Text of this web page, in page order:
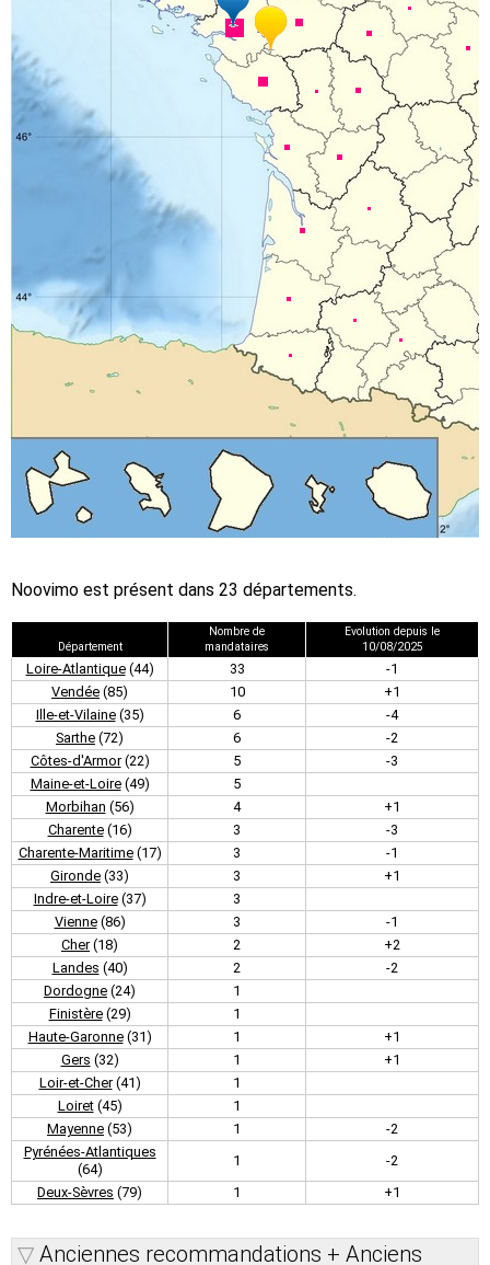
Noovimo est présent dans 23 départements.
Département
Nombre de
mandataires
Evolution depuis le
10/08/2025
Loire-Atlantique(44) 33
-1
Vendée (85) 10
+1
Ille-et-Vilaine(35) 6
-4
Sarthe (72) 6
-2
Côtes-d'Armor(22) 5
-3
Maine-et-Loire(49)
5
Morbihan (56) 4
+1
Charente(16) 3
-3
Charente-Maritime(17) 3
-1
Gironde (33) 3
+1
Indre-et-Loire(37)
3
Vienne(86) 3
-1
Cher(18) 2
+2
Landes (40) 2
-2
Dordogne (24)
1
Finistère(29)
1
Haute-Garonne(31) 1
+1
Gers (32) 1
+1
Loir-et-Cher(41)
1
Loiret(45)
1
Mayenne (53) 1
-2
Pyrénées-Atlantiques
(64)
1
-2
Deux-Sèvres (79) 1 +1
Anciennes recommandations + Anciens